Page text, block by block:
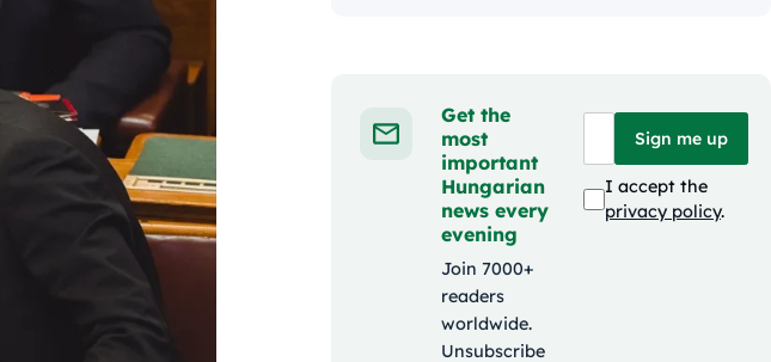
Get the
most
important
Hungarian
news every
evening
Join 7000+
readers
worldwide.
Unsubscribe
Sign me up
I accept the
privacy policy.